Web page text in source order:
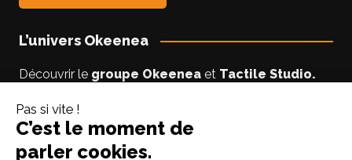
L’univers Okeenea
Découvrir le groupe Okeeneaet Tactile Studio.
Vous êtes un usager non-voyant ou malyoyant ?
Suivez le blogAccessibilite-DV
experte accessibilité.